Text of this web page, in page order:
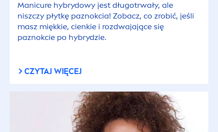
Manicure hybrydowy jest długotrwały, ale
niszczy płytkę paznokcia! Zobacz, co zrobić, jeśli
masz miękkie, cienkie i rozdwajające się
paznokcie po hybrydzie.
CZYTAJ WIĘCEJ